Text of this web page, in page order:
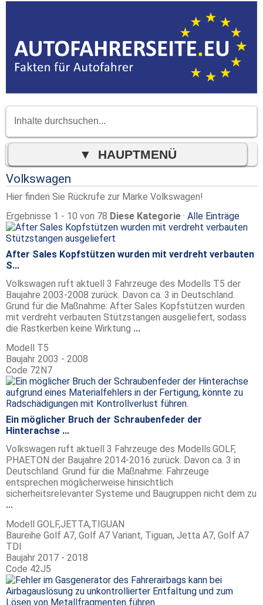
Volkswagen
Hier finden Sie Rückrufe zur Marke Volkswagen!
Ergebnisse 1 - 10 von 78 Diese Kategorie · Alle Einträge
After Sales Kopfstützen wurden mit verdreht verbauten
S...
Volkswagen ruft aktuell 3 Fahrzeuge des Modells T5 der
Baujahre 2003-2008 zurück. Davon ca. 3 in Deutschland.
Grund für die Maßnahme: After Sales Kopfstützen wurden
mit verdreht verbauten Stützstangen ausgeliefert, sodass
die Rastkerben keine Wirktung ...
Modell T5
Baujahr 2003 - 2008
Code 72N7
Ein möglicher Bruch der Schraubenfeder der
Hinterachse ...
Volkswagen ruft aktuell 3 Fahrzeuge des Modells.GOLF,
PHAETON der Baujahre 2014-2016 zurück. Davon ca. 3 in
Deutschland. Grund für die Maßnahme: Fahrzeuge
entsprechen möglicherweise hinsichtlich
sicherheitsrelevanter Systeme und Baugruppen nicht dem zu
...
Modell GOLF,JETTA,TIGUAN
Baureihe Golf A7, Golf A7 Variant, Tiguan, Jetta A7, Golf A7
TDI
Baujahr 2017 - 2018
Code 42J5